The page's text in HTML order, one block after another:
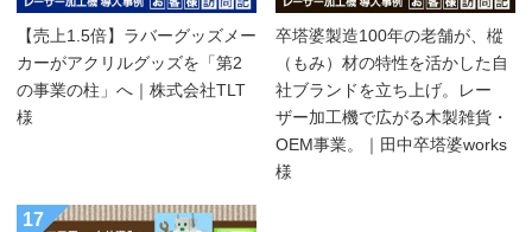
【売上1.5倍】ラバーグッズメー
カーがアクリルグッズを「第2
の事業の柱」へ｜株式会社TLT
様
卒塔婆製造100年の老舗が、樅
（もみ）材の特性を活かした自
社ブランドを立ち上げ。レー
ザー加工機で広がる木製雑貨・
OEM事業。｜田中卒塔婆works
様
17